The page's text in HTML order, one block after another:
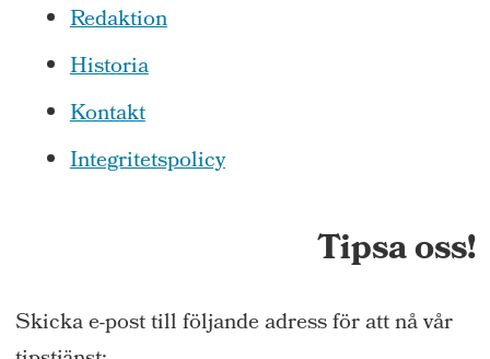
Redaktion
Historia
Kontakt
Integritetspolicy
Tipsa oss!
Skicka e-post till följande adress för att nå vår